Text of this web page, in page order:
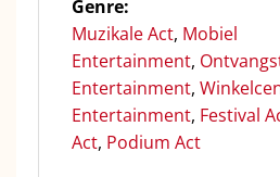
Genre:
Muzikale Act, Mobiel
Entertainment,
Entertainment,
Entertainment, Festival
Act, Podium Act